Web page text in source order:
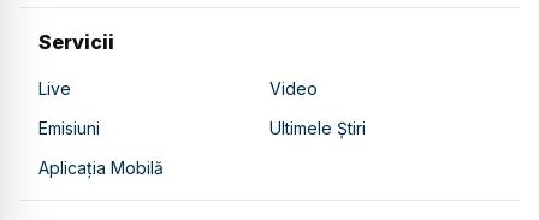
Servicii
Live
Video
Emisiuni
Ultimele Știri
Aplicația Mobilă